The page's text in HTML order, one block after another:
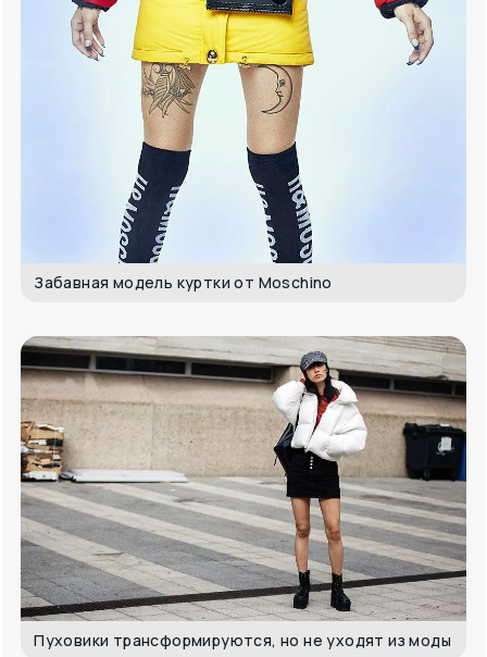
Забавная модель куртки от Moschino
Пуховики трансформируются, но не уходят из моды